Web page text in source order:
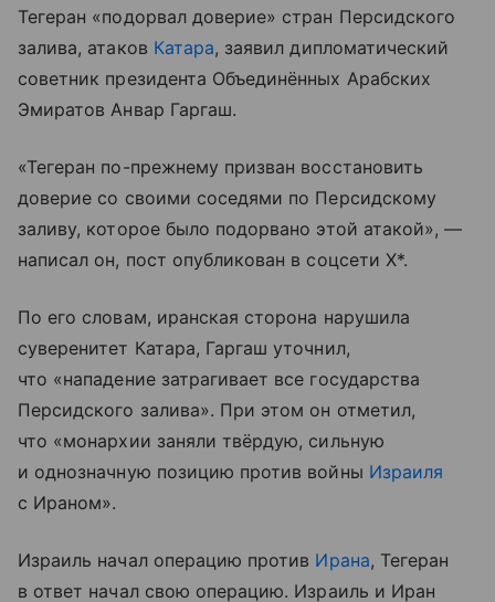
Тегеран «подорвал доверие» стран Персидского
залива, атаков Катара, заявил дипломатический
советник президента Объединённых Арабских
Эмиратов Анвар Гаргаш.
«Тегеран по-прежнему призван восстановить
доверие со своими соседями по Персидскому
заливу, которое было подорвано этой атакой», —
написал он, пост опубликован в соцсети X*.
По его словам, иранская сторона нарушила
суверенитет Катара, Гаргаш уточнил,
что «нападение затрагивает все государства
Персидского залива». При этом он отметил,
что «монархии заняли твёрдую, сильную
и однозначную позицию против войны Израиля
с Ираном».
Израиль начал операцию против Ирана, Тегеран
в ответ начал свою операцию. Израиль и Иран